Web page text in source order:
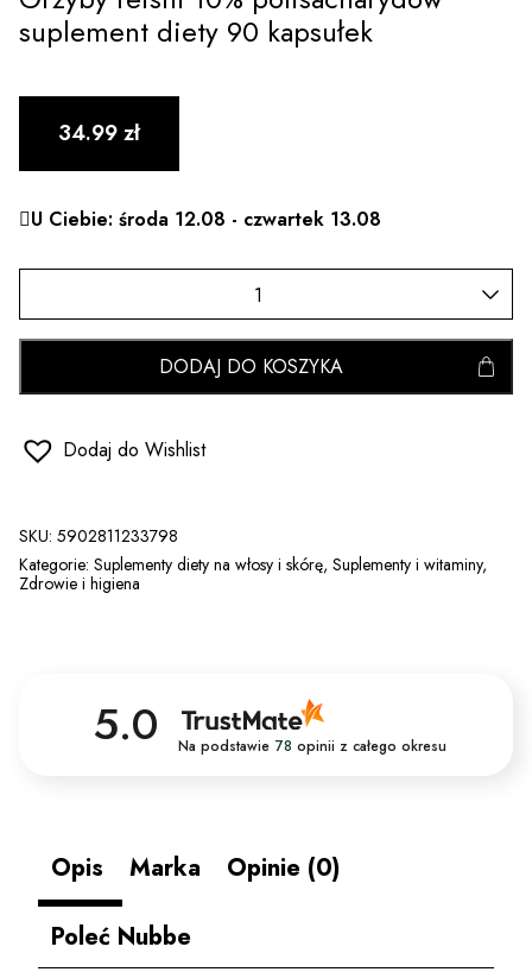
suplement diety 90 kapsułek
34.99zł
U Ciebie: środa 12.08 - czwartek 13.08
DODAJ DO KOSZYKA
Dodaj do Wishlist
SKU: 5902811233798
Kategorie: Suplementy diety na włosy i skórę, Suplementy i witaminy,
Zdrowie i higiena
5.0 Na podstawie 78 opinii z całego okresu
Opis Marka
Opinie (0)
Poleć Nubbe